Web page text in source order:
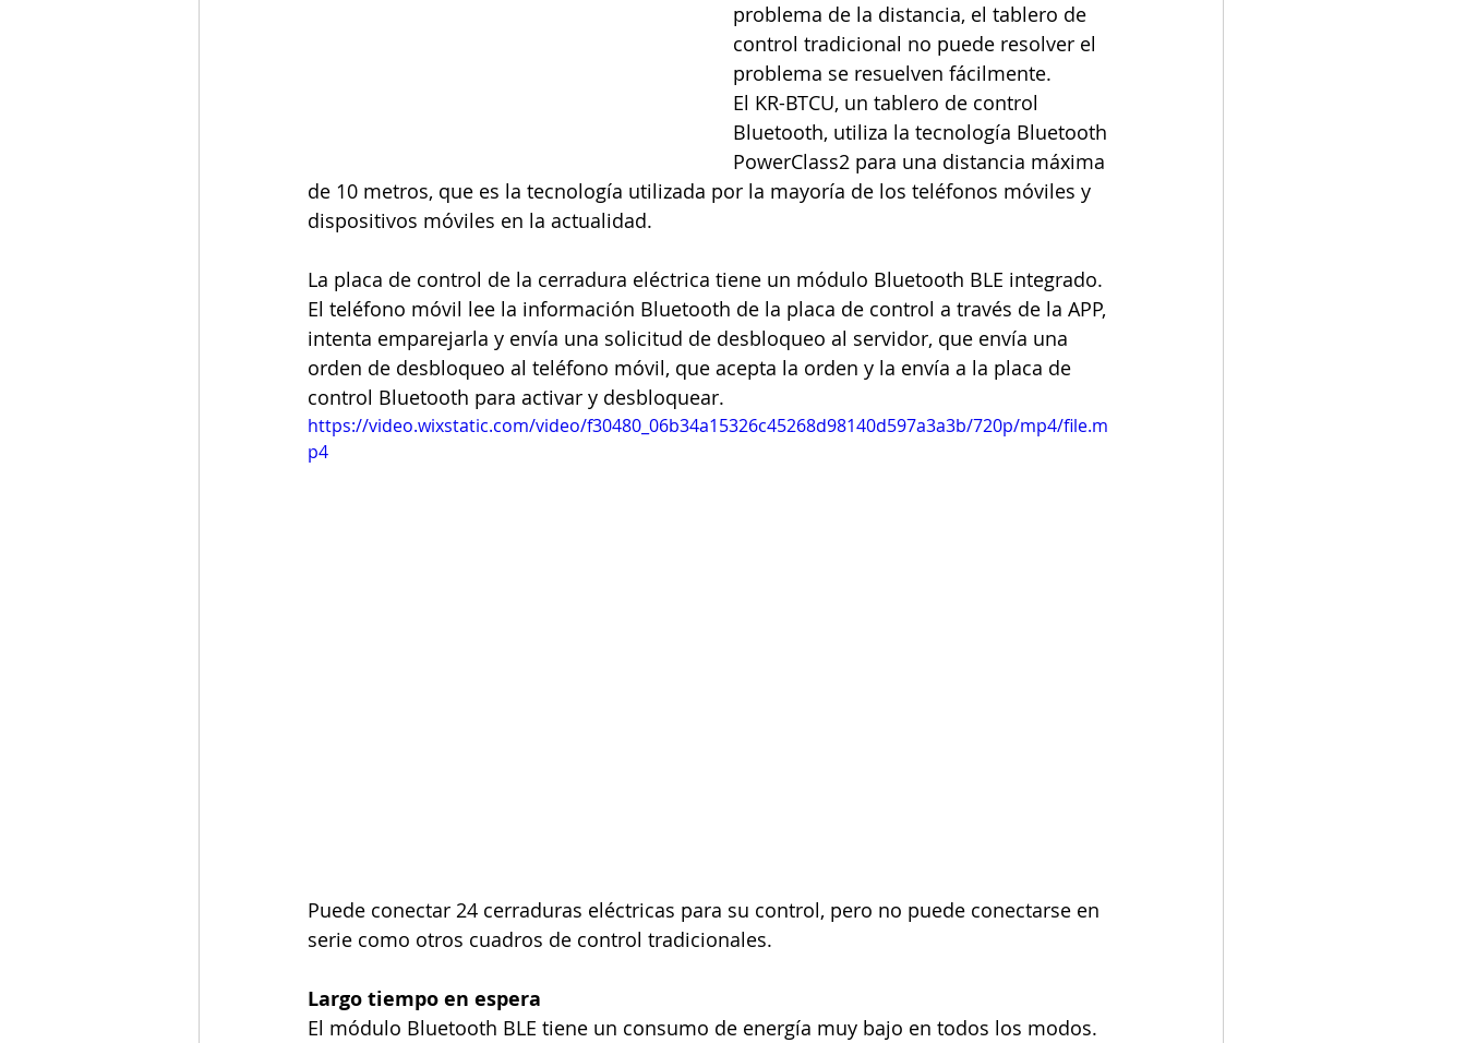
problema de la distancia, el tablero de
control tradicional no puede resolver el
problema se resuelven fácilmente.
El KR-BTCU, un tablero de control
Bluetooth, utiliza la tecnología Bluetooth
PowerClass2 para una distancia máxima
de 10 metros, que es la tecnología utilizada por la mayoría de los teléfonos móviles y
dispositivos móviles en la actualidad.
La placa de control de la cerradura eléctrica tiene un módulo Bluetooth BLE integrado.
El teléfono móvil lee la información Bluetooth de la placa de control a través de la APP,
intenta emparejarla y envía una solicitud de desbloqueo al servidor, que envía una
orden de desbloqueo al teléfono móvil, que acepta la orden y la envía a la placa de
control Bluetooth para activar y desbloquear.
https://video.wixstatic.com/video/f30480_06b34a15326c45268d98140d597a3a3b/720p/mp4/file.m
p4
Puede conectar 24 cerraduras eléctricas para su control, pero no puede conectarse en
serie como otros cuadros de control tradicionales.
Largo tiempo en espera
El módulo Bluetooth BLE tiene un consumo de energía muy bajo en todos los modos.